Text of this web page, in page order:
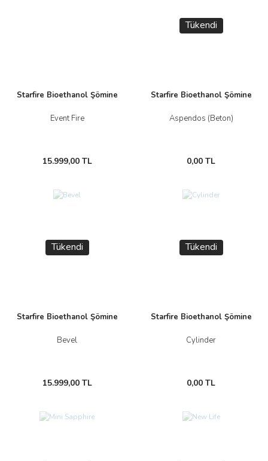
Starfire Bioethanol Şömine
Event Fire
15.999,00 TL
Tükendi
Starfire Bioethanol Şömine
Aspendos (Beton)
0,00 TL
Tükendi
Starfire Bioethanol Şömine
Bevel
15.999,00 TL
Tükendi
Starfire Bioethanol Şömine
Cylinder
0,00 TL